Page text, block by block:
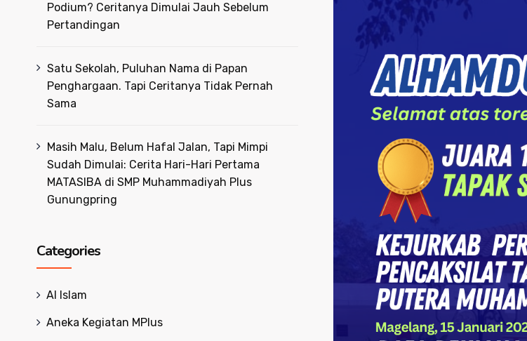
Podium? Ceritanya Dimulai Jauh Sebelum
Pertandingan
Satu Sekolah, Puluhan Nama di Papan
Penghargaan. Tapi Ceritanya Tidak Pernah
Sama
Masih Malu, Belum Hafal Jalan, Tapi Mimpi
Sudah Dimulai: Cerita Hari-Hari Pertama
MATASIBA di SMP Muhammadiyah Plus
Gunungpring
Categories
Al Islam
Aneka Kegiatan MPlus